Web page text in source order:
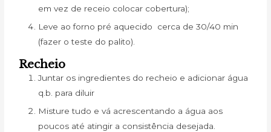
em vez de receio colocar cobertura);
Leve ao forno pré aquecido cerca de 30/40 min
(fazer o teste do palito).
Recheio
Juntar os ingredientes do recheio e adicionar água
q.b. para diluir
Misture tudo e vá acrescentando a água aos
poucos até atingir a consistência desejada.